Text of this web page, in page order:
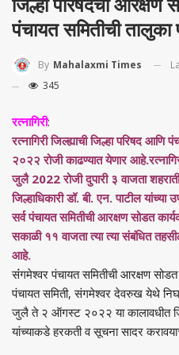
जिल्हा परिषदेची आरक्षण
पंचायत समितीची तालुका
By Mahalaxmi Times
345
रत्नागिरी:
रत्नागिरी जिल्ह्याची जिल्हा परिषद
२०२२ रोजी काढण्यात येणार
जुलै 2022 रोजी दुपारी ३ वाजता
जिल्हाधिकारी डॉ. बी. एन. पाटील
सर्व पंचायत समितीची आरक्षण सोडत
सकाळी ११ वाजता त्या त्या संबंधित
आहे.
संंगमेश्वर पंचायत समितीची आरक्षण
पंचायत समिती, संगमेश्वर देवरुख येथे
जुलै ते २ ऑगस्ट २०२२ या कालावधीत
यांच्याकडे हरकती व सूचना सादर